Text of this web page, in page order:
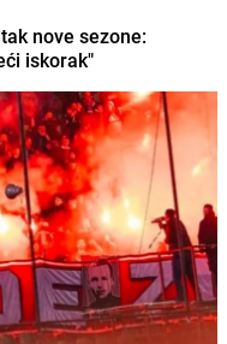
nove sezone:
iskorak"